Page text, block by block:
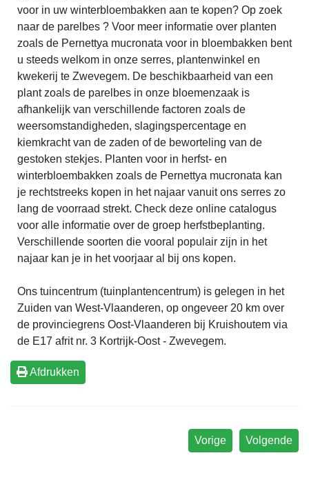
voor in uw winterbloembakken aan te kopen? Op zoek
naar de parelbes ? Voor meer informatie over planten
zoals de Pernettya mucronata voor in bloembakken bent
u steeds welkom in onze serres, plantenwinkel en
kwekerij te Zwevegem. De beschikbaarheid van een
plant zoals de parelbes in onze bloemenzaak is
afhankelijk van verschillende factoren zoals de
weersomstandigheden, slagingspercentage en
kiemkracht van de zaden of de beworteling van de
gestoken stekjes. Planten voor in herfst- en
winterbloembakken zoals de Pernettya mucronata kan
je rechtstreeks kopen in het najaar vanuit ons serres zo
lang de voorraad strekt. Check deze online catalogus
voor alle informatie over de groep herfstbeplanting.
Verschillende soorten die vooral populair zijn in het
najaar kan je in het voorjaar al bij ons kopen.
Ons tuincentrum (tuinplantencentrum) is gelegen in het
Zuiden van West-Vlaanderen, op ongeveer 20 km over
de provinciegrens Oost-Vlaanderen bij Kruishoutem via
de E17 afrit nr. 3 Kortrijk-Oost - Zwevegem.
Afdrukken
Volgende
Vorige